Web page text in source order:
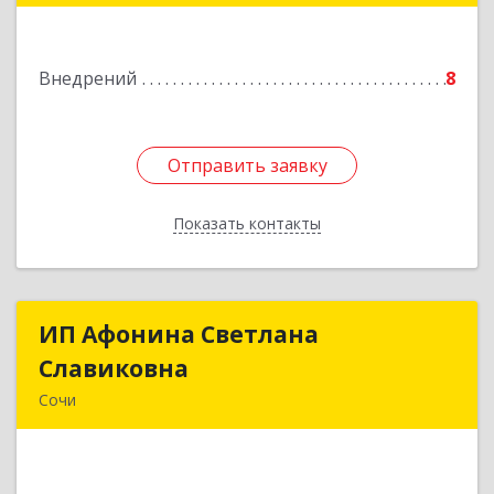
Внедрений 8
Отправить заявку
Показать контакты
Отправить заявку
Назад
ИП Афонина Светлана
Славиковна
Сочи
ИП Афонина Светлана